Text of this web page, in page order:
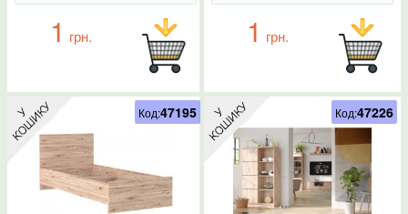
1 грн. 1 грн.
Код:47195 Код:47226